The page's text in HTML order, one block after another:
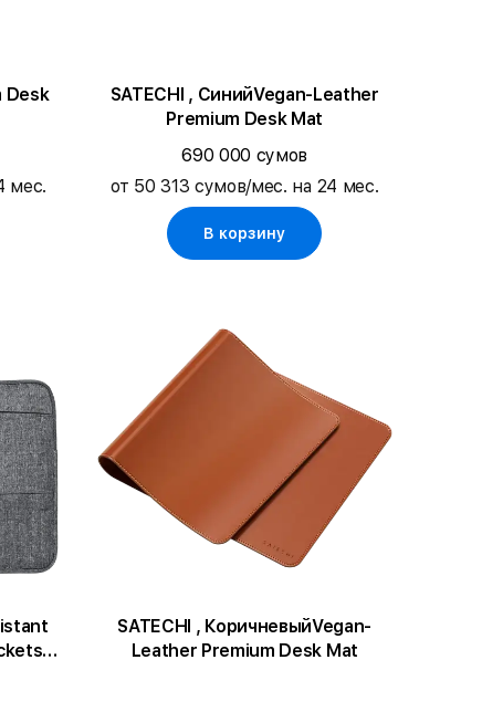
Desk
мес.
SATECHI , СинийVegan-Leather
Premium Desk Mat
690 000 сумов
от 50 313 сумов/мес. на 24 мес.
В корзину
SATECHI , КоричневыйVegan-
Leather Premium Desk Mat